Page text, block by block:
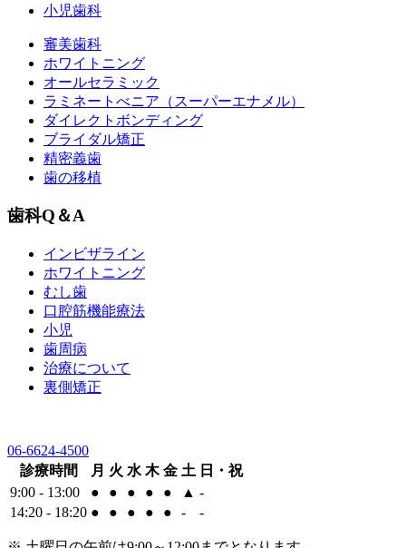
小児歯科
審美歯科
ホワイトニング
オールセラミック
ラミネートべニア （スーパーエナメル）
ダイレクトボンディング
ブライダル矯正
精密義歯
歯の移植
歯科Q＆A
インビザライン
ホワイトニング
むし歯
口腔筋機能療法
小児
歯周病
治療について
裏側矯正
06-6624-4500
診療時間
月 火 水 木 金 土 日・祝
9:00 - 13:00
● ● ● ● ● ▲ -
14:20 - 18:20 ● ● ● ● ● - -